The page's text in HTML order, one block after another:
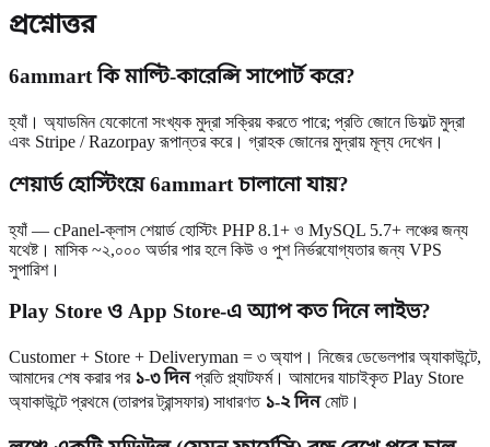
প্রশ্নোত্তর
6ammart কি মাল্টি-কারেন্সি সাপোর্ট করে?
হ্যাঁ। অ্যাডমিন যেকোনো সংখ্যক মুদ্রা সক্রিয় করতে পারে; প্রতি জোনে ডিফল্ট মুদ্রা
এবং Stripe / Razorpay রূপান্তর করে। গ্রাহক জোনের মুদ্রায় মূল্য দেখেন।
শেয়ার্ড হোস্টিংয়ে 6ammart চালানো যায়?
হ্যাঁ — cPanel-ক্লাস শেয়ার্ড হোস্টিং PHP 8.1+ ও MySQL 5.7+ লঞ্চের জন্য
যথেষ্ট। মাসিক ~২,০০০ অর্ডার পার হলে কিউ ও পুশ নির্ভরযোগ্যতার জন্য VPS
সুপারিশ।
Play Store ও App Store-এ অ্যাপ কত দিনে লাইভ?
Customer + Store + Deliveryman = ৩ অ্যাপ। নিজের ডেভেলপার অ্যাকাউন্টে,
আমাদের শেষ করার পর ১-৩ দিনপ্রতি প্ল্যাটফর্ম। আমাদের যাচাইকৃত Play Store
অ্যাকাউন্টে প্রথমে (তারপর ট্রান্সফার) সাধারণত ১-২ দিনমোট।